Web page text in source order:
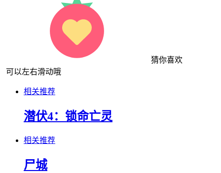
猜你喜欢
可以左右滑动哦
相关推荐
潜伏4：锁命亡灵
相关推荐
尸城